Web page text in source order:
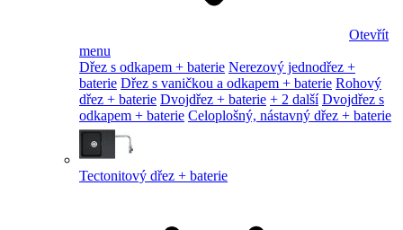
Otevřít
menu
Dřez s odkapem + baterie Nerezový jednodřez +
baterie Dřez s vaničkou a odkapem + baterie Rohový
dřez + baterie Dvojdřez + baterie + 2 další Dvojdřez s
odkapem + baterie Celoplošný, nástavný dřez + baterie
Tectonitový dřez + baterie